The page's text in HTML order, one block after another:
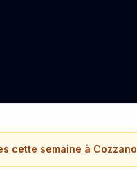
cette semaine à Cozzano